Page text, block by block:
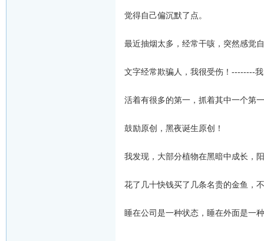
觉得自己偏沉默了点。
最近抽烟太多，经常干咳，突然感觉
文字经常欺骗人，我很受伤！--------
活着有很多的第一，抓着其中一个第
鼓励原创，黑夜诞生原创！
我发现，大部分植物在黑暗中成长，
花了几十快钱买了几条名贵的金鱼，
睡在公司是一种状态，睡在外面是一